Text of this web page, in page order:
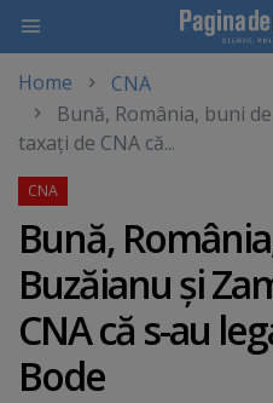
main
content
Home
CNA
Bună, România, buni
taxaţi de CNA că...
Bună,
Buzăianu şi
CNA că s-au
Bode